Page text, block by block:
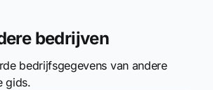
bedrijven
bedrijfsgegevens van andere
gids.